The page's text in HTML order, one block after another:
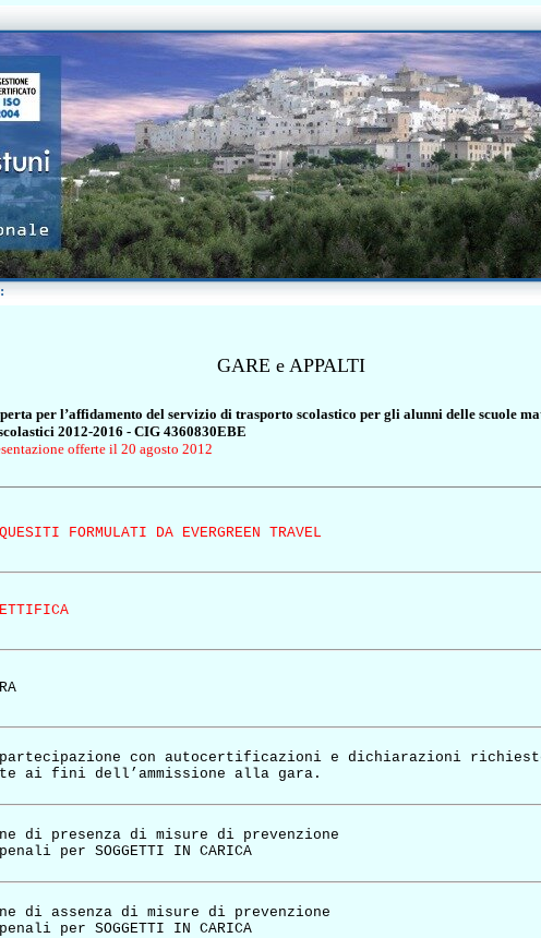
GARE e APPALTI
per l’affidamento del servizio di trasporto scolastico per gli alunni delle scuole
2012-2016 - CIG 4360830EBE
offerte il 20 agosto 2012
FORMULATI DA EVERGREEN TRAVEL
partecipazione con autocertificazioni e dichiarazioni
ai fini dell’ammissione alla gara.
di presenza di misure di prevenzione
per SOGGETTI IN CARICA
di assenza di misure di prevenzione
per SOGGETTI IN CARICA